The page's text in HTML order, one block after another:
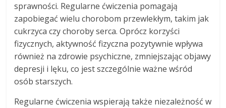
sprawności. Regularne ćwiczenia pomagają
zapobiegać wielu chorobom przewlekłym, takim jak
cukrzyca czy choroby serca. Oprócz korzyści
fizycznych, aktywność fizyczna pozytywnie wpływa
również na zdrowie psychiczne, zmniejszając objawy
depresji i lęku, co jest szczególnie ważne wśród
osób starszych.
Regularne ćwiczenia wspierają także niezależność w